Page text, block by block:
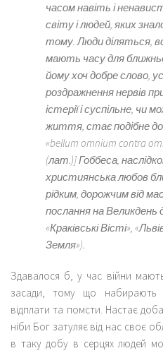
часом навіть і
світу і людей, яких
тому. Люди діляться,
мають часу для
йому хоч добре слово,
роздражнення нервів
істерії і суспільне,
життя, стає подібне
«bellum omnium contra
(лат.)] Гоббеса,
християнська любов
рідким, дорожчим від
послання на Великдень
«Краківські Вісті»,
Земля»).
Здавалося б, у час війни мають
засади, тому що набирають
відплати та помсти. Настає
ніби Бог затуляє від нас своє
в таку добу в серцях людей